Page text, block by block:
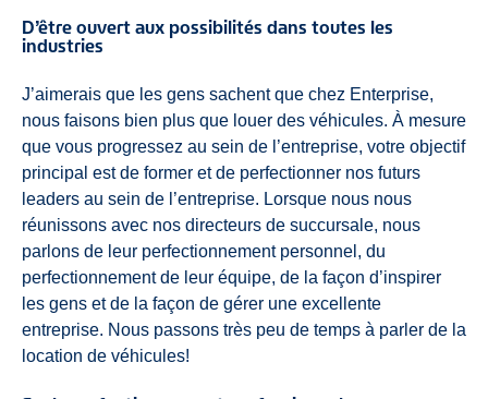
D’être ouvert aux possibilités dans toutes les
industries
J’aimerais que les gens sachent que chez Enterprise,
nous faisons bien plus que louer des véhicules. À mesure
que vous progressez au sein de l’entreprise, votre objectif
principal est de former et de perfectionner nos futurs
leaders au sein de l’entreprise. Lorsque nous nous
réunissons avec nos directeurs de succursale, nous
parlons de leur perfectionnement personnel, du
perfectionnement de leur équipe, de la façon d’inspirer
les gens et de la façon de gérer une excellente
entreprise. Nous passons très peu de temps à parler de la
location de véhicules!